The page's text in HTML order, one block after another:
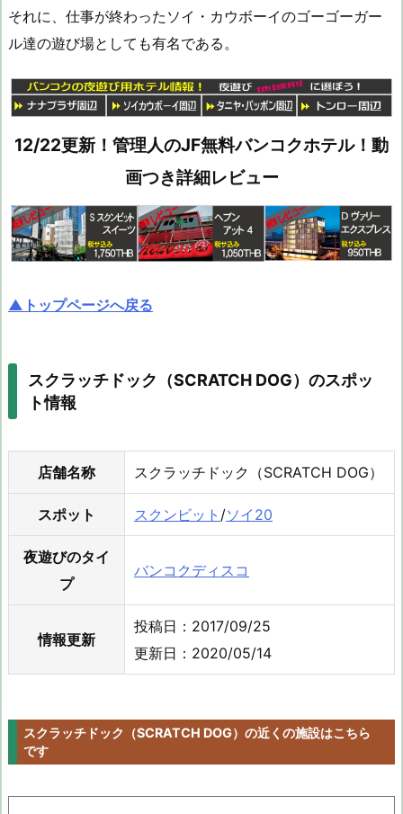
それに、仕事が終わったソイ・カウボーイのゴーゴーガー
ル達の遊び場としても有名である。
12/22更新！管理人のJF無料バンコクホテル！動
画つき詳細レビュー
▲トップページへ戻る
スクラッチドック（SCRATCH DOG）のスポッ
ト情報
店舗名称 スクラッチドック（SCRATCH DOG）
スポット スクンビット /ソイ20
夜遊びのタイ
プ
バンコクディスコ
情報更新
投稿日：2017/09/25
更新日：2020/05/14
スクラッチドック（SCRATCH DOG）の近くの施設はこちら
です